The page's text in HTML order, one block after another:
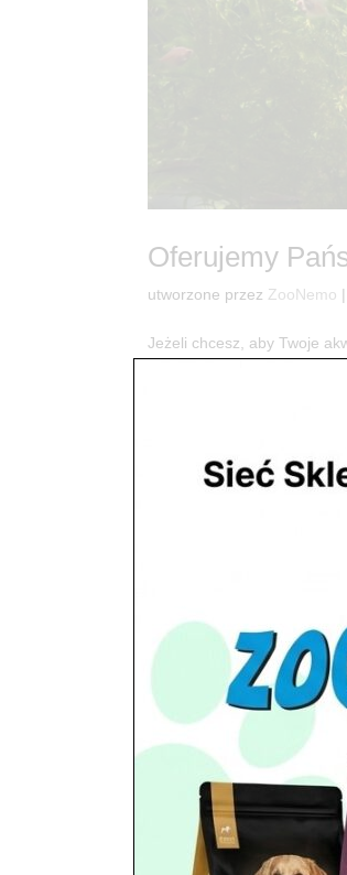
Oferujemy
utworzone przez ZooNemo |
Jeżeli chcesz, aby Twoje